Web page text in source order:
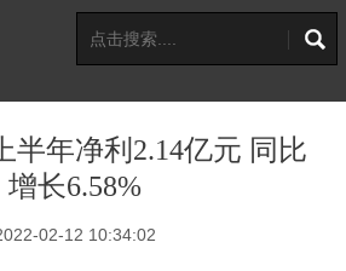
半年净利2.14亿元 同比
增长6.58%
02-12 10:34:02